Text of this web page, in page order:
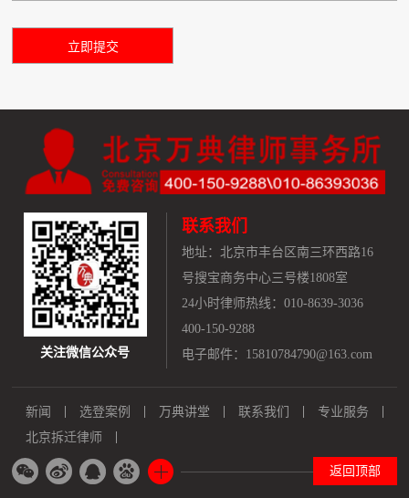
关注微信公众号
联系我们
地址： 北京市丰台区南三环西路16
号搜宝商务中心三号楼1808室
24小时律师热线：010-8639-3036
400-150-9288
电子邮件：15810784790@163.com
新闻 选登案例 万典讲堂 联系我们
专业服务
北京拆迁律师
返回顶部